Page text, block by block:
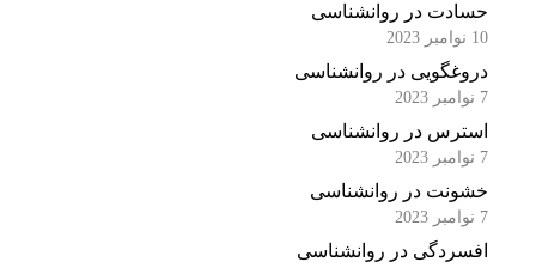
حسادت در روانشناسی
دروغگویی در روانشناسی
استرس در روانشناسی
خشونت در روانشناسی
افسردگی در روانشناسی